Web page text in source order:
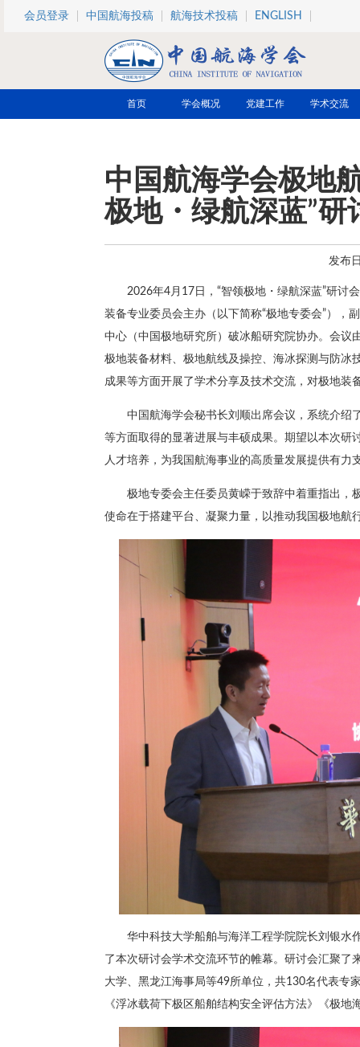
跳转到主要内容
会员登录 中国航海投稿 航海技术投稿 ENGLISH
首页 学会概况 党建工作 学术交流
中国航海学会极地
极地・绿航深蓝”研
发布
2026年4月17日，“智领极地・绿航深蓝”研讨
装备专业委员会主办（以下简称“极地专委会”），
中心（中国极地研究所）破冰船研究院协办。会议
极地装备材料、极地航线及操控、海冰探测与防冰
成果等方面开展了学术分享及技术交流，对极地
中国航海学会秘书长刘顺出席会议，系统介绍
等方面取得的显著进展与丰硕成果。期望以本次研
人才培养，为我国航海事业的高质量发展提供有力
极地专委会主任委员黄嵘于致辞中着重指出，
使命在于搭建平台、凝聚力量，以推动我国极地航
华中科技大学船舶与海洋工程学院院长刘银水
了本次研讨会学术交流环节的帷幕。研讨会汇聚
大学、黑龙江海事局等49所单位，共130名代表专
《浮冰载荷下极区船舶结构安全评估方法》《极